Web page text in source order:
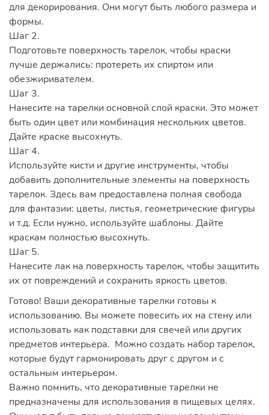
для декорирования. Они могут быть любого размера и
формы.
Шаг 2.
Подготовьте поверхность тарелок, чтобы краски
лучше держались: протереть их спиртом или
обезжиривателем.
Шаг 3.
Нанесите на тарелки основной слой краски. Это может
быть один цвет или комбинация нескольких цветов.
Дайте краске высохнуть.
Шаг 4.
Используйте кисти и другие инструменты, чтобы
добавить дополнительные элементы на поверхность
тарелок. Здесь вам предоставлена полная свобода
для фантазии: цветы, листья, геометрические фигуры
и т.д. Если нужно, используйте шаблоны. Дайте
краскам полностью высохнуть.
Шаг 5.
Нанесите лак на поверхность тарелок, чтобы защитить
их от повреждений и сохранить яркость цветов.
Готово! Ваши декоративные тарелки готовы к
использованию. Вы можете повесить их на стену или
использовать как подставки для свечей или других
предметов интерьера. Можно создать набор тарелок,
которые будут гармонировать друг с другом и с
остальным интерьером.
Важно помнить, что декоративные тарелки не
предназначены для использования в пищевых целях.